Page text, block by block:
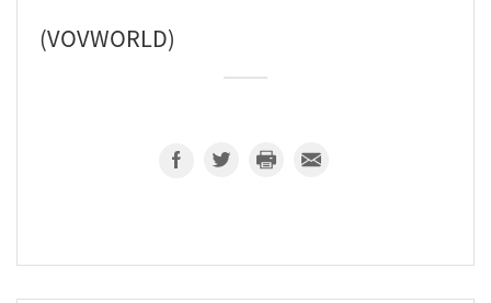
(VOVWORLD)